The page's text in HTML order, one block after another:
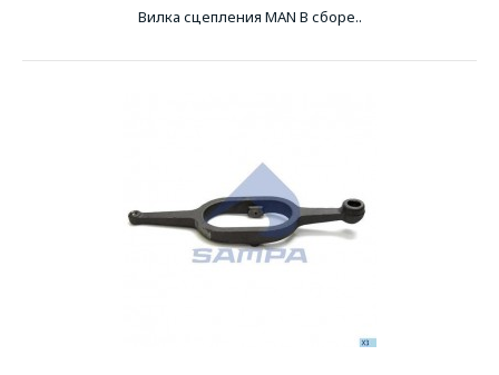
Вилка сцепления MAN В сборе..